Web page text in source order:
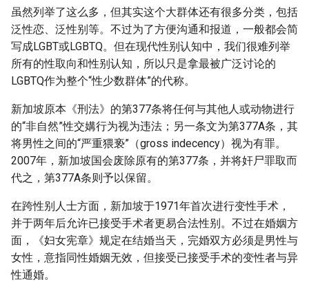
虽然列举了这么多，但其实这个大群体还有很多分类，包括
泛性恋、泛性别等。不过为了方便沟通和报道，一般都会简
写成LGBT或LGBTQ。但在现代性别认知中，我们很难列举
所有的性取向和性别认知，所以只是拿最被广泛讨论的
LGBTQ作为整个“性少数群体”的代称。
新加坡原本《刑法》的第377条将任何与其他人或动物进行
的“非自然”性交媾行为视为违法；另一条文为第377A条，其
将男性之间的“严重猥亵”（gross indecency）视为有罪。
2007年，新加坡国会废除原有的第377条，并将奸尸罪取而
代之，第377A条则予以保留。
在跨性别人士方面，新加坡于1971年首次进行变性手术，
并于两年后允许已接受手术者更易合法性别。不过在婚姻方
面，《妇女宪章》规定在结婚当天，完婚双方必须是男性与
女性，意指同性婚姻无效，但接受已接受手术的变性者与异
性通婚。